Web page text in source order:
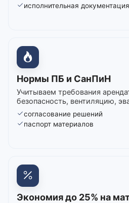
исполнительная документация
Нормы ПБ и СанПиН
Учитываем требования
безопасность, вентиляцию,
согласование решений
паспорт материалов
Экономия до 25% на